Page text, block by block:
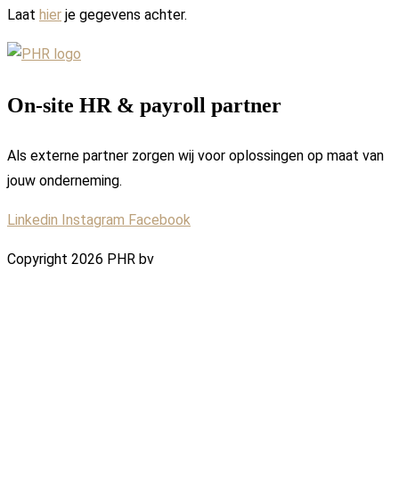
Laat hier je gegevens achter.
On-site HR & payroll partner
Als externe partner zorgen wij voor oplossingen op maat van
jouw onderneming.
Linkedin Instagram Facebook
Copyright 2026 PHR bv